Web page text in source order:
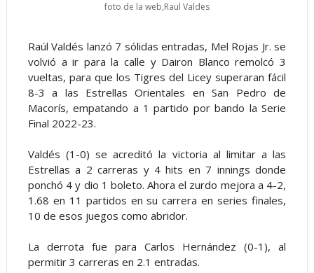
foto de la web,Raul Valdes
Raúl Valdés lanzó 7 sólidas entradas, Mel Rojas Jr. se
volvió a ir para la calle y Dairon Blanco remolcó 3
vueltas, para que los Tigres del Licey superaran fácil
8-3 a las Estrellas Orientales en San Pedro de
Macorís, empatando a 1 partido por bando la Serie
Final 2022-23.
Valdés (1-0) se acreditó la victoria al limitar a las
Estrellas a 2 carreras y 4 hits en 7 innings donde
ponchó 4 y dio 1 boleto. Ahora el zurdo mejora a 4-2,
1.68 en 11 partidos en su carrera en series finales,
10 de esos juegos como abridor.
La derrota fue para Carlos Hernández (0-1), al
permitir 3 carreras en 2.1 entradas.